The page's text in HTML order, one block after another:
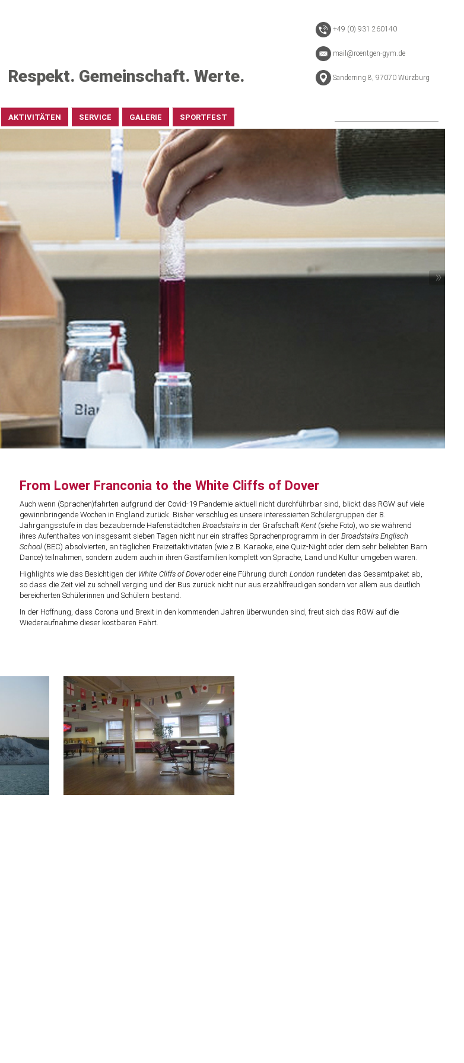
Respekt. Gemeinschaft. Werte.
+49 (0) 931 260140
mail@roentgen-gym.de
Sanderring 8, 97070 Würzburg
AKTIVITÄTEN SERVICE GALERIE SPORTFEST
»
From Lower Franconia to the White Cliffs of Dover
Auch wenn (Sprachen)fahrten aufgrund der Covid-19 Pandemie aktuell nicht durchführbar sind, blickt das RGW auf viele
gewinnbringende Wochen in England zurück. Bisher verschlug es unsere interessierten Schülergruppen der 8.
Jahrgangsstufe in das bezaubernde Hafenstädtchen Broadstairsin der Grafschaft Kent(siehe Foto), wo sie während
ihres Aufenthaltes von insgesamt sieben Tagen nicht nur ein straffes Sprachenprogramm in der Broadstairs Englisch
School(BEC) absolvierten, an täglichen Freizeitaktivitäten (wie z.B. Karaoke, eine Quiz-Night oder dem sehr beliebten Barn
Dance) teilnahmen, sondern zudem auch in ihren Gastfamilien komplett von Sprache, Land und Kultur umgeben waren.
Highlights wie das Besichtigen der White Cliffs of Doveroder eine Führung durch London rundeten das Gesamtpaket ab,
so dass die Zeit viel zu schnell verging und der Bus zurück nicht nur aus erzählfreudigen sondern vor allem aus deutlich
bereicherten Schülerinnen und Schülern bestand.
In der Hoffnung, dass Corona und Brexit in den kommenden Jahren überwunden sind, freut sich das RGW auf die
Wiederaufnahme dieser kostbaren Fahrt.